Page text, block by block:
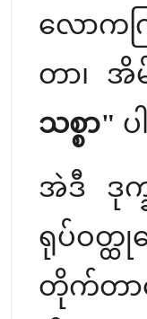
လောကက
တာ၊ အိ
သစ္စာ" ပ
အဲဒီ ဒုက္
ရုပ်ဝတ္
တိုက်တာ